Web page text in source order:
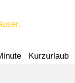
Kurzurlaub